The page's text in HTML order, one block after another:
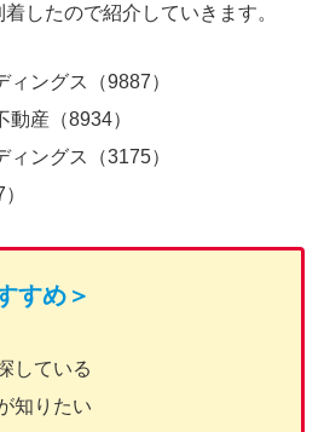
したので紹介していきます。
ングス（9887）
産（8934）
ングス（3175）
すめ＞
している
知りたい